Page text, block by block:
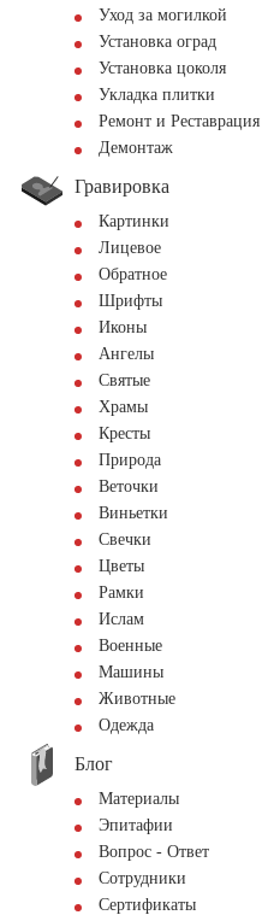
Уход за могилкой
Установка оград
Установка цоколя
Укладка плитки
Ремонт и Реставрация
Демонтаж
Гравировка
Картинки
Лицевое
Обратное
Шрифты
Иконы
Ангелы
Святые
Храмы
Кресты
Природа
Веточки
Виньетки
Свечки
Цветы
Рамки
Ислам
Военные
Машины
Животные
Одежда
Блог
Материалы
Эпитафии
Вопрос - Ответ
Сотрудники
Сертификаты